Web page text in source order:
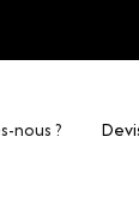
nous ?